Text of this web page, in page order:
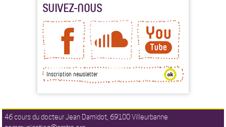
SUIVEZ-NOUS
46 cours du docteur Jean Damidot, 69100 Villeurbanne